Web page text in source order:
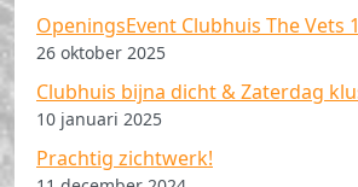
OpeningsEvent Clubhuis The Vets
26 oktober 2025
Clubhuis bijna dicht & Zaterdag
10 januari 2025
Prachtig zichtwerk!